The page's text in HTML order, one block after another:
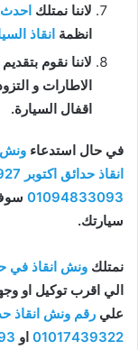
لاننا نمتلك احدث
انظمة انقاذ
لاننا نقوم
الاطارات و
اقفال السيارة.
في حال استدعاء ونش
انقاذ حدائق اكتوبر
01094833093
سيارتك.
نمتلك ونش انقاذ في
الي اقرب توكيل او
علي رقم ونش انقاذ
01017439322 او